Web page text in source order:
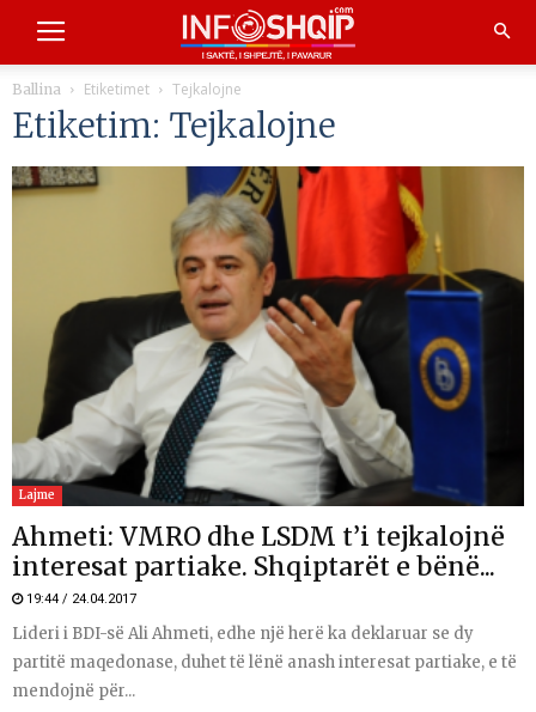
Ballina Etiketimet Tejkalojne
Etiketim: Tejkalojne
Lajme
Ahmeti: VMRO dhe LSDM t’i tejkalojnë
interesat partiake. Shqiptarët e bënë...
19:44 / 24.04.2017
Lideri i BDI-së Ali Ahmeti, edhe një herë ka deklaruar se dy
partitë maqedonase, duhet të lënë anash interesat partiake, e të
mendojnë për...